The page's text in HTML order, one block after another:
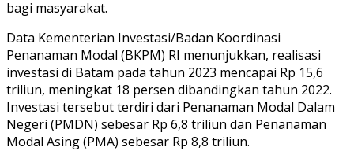
bagi masyarakat.
Data Kementerian Investasi/Badan Koordinasi
Penanaman Modal (BKPM) RI menunjukkan, realisasi
investasi di Batam pada tahun 2023 mencapai Rp 15,6
triliun, meningkat 18 persen dibandingkan tahun 2022.
Investasi tersebut terdiri dari Penanaman Modal Dalam
Negeri (PMDN) sebesar Rp 6,8 triliun dan Penanaman
Modal Asing (PMA) sebesar Rp 8,8 triliun.